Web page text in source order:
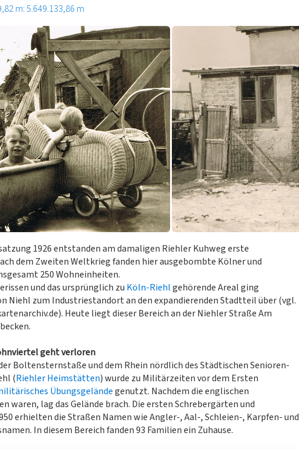
m: 5.649.133,86 m
1926 entstanden am damaligen Riehler Kuhweg erste
dem Zweiten Weltkrieg fanden hier ausgebombte Kölner und
250 Wohneinheiten.
und das ursprünglich zu Köln-Riehlgehörende Areal ging
Niehl zum Industriestandort an den expandierenden Stadtteil über (vgl.
Heute liegt dieser Bereich an der Niehler Straße Am
geht verloren
Boltensternstaße und dem Rhein nördlich des Städtischen Senioren-
(Riehler Heimstätten) wurde zu Militärzeiten vor dem Ersten
Übungsgeländegenutzt. Nachdem die englischen
waren, lag das Gelände brach. Die ersten Schrebergärten und
erhielten die Straßen Namen wie Angler-, Aal-, Schleien-, Karpfen- und
In diesem Bereich fanden 93 Familien ein Zuhause.